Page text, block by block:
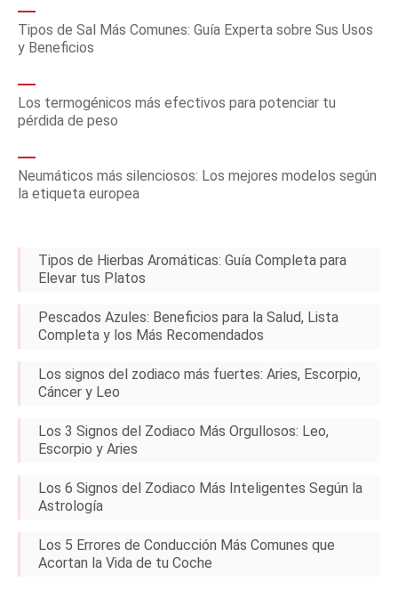
Tipos de Sal Más Comunes: Guía Experta sobre Sus Usos
y Beneficios
Los termogénicos más efectivos para potenciar tu
pérdida de peso
Neumáticos más silenciosos: Los mejores modelos según
la etiqueta europea
Tipos de Hierbas Aromáticas: Guía Completa para
Elevar tus Platos
Pescados Azules: Beneficios para la Salud, Lista
Completa y los Más Recomendados
Los signos del zodiaco más fuertes: Aries, Escorpio,
Cáncer y Leo
Los 3 Signos del Zodiaco Más Orgullosos: Leo,
Escorpio y Aries
Los 6 Signos del Zodiaco Más Inteligentes Según la
Astrología
Los 5 Errores de Conducción Más Comunes que
Acortan la Vida de tu Coche